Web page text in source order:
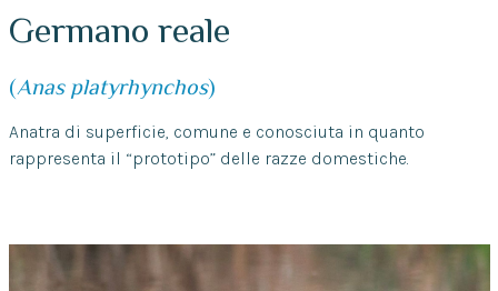
Germano reale
(Anas platyrhynchos)
Anatra di superficie, comune e conosciuta in quanto
rappresenta il “prototipo” delle razze domestiche.